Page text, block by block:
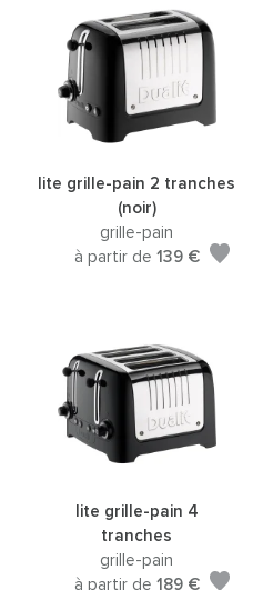
lite grille-pain 2 tranches
(noir)
grille-pain
à partir de 139 €
lite grille-pain 4
tranches
grille-pain
à partir de 189 €